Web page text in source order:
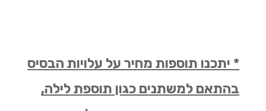
* יתכנו תוספות מחיר על עלויות הבסיס
בהתאם למשתנים כגון תוספת לילה,